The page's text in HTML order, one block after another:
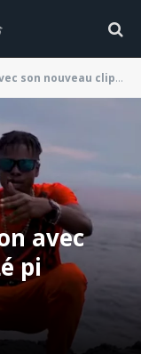
clip « Lé pi komma »
avec
pi